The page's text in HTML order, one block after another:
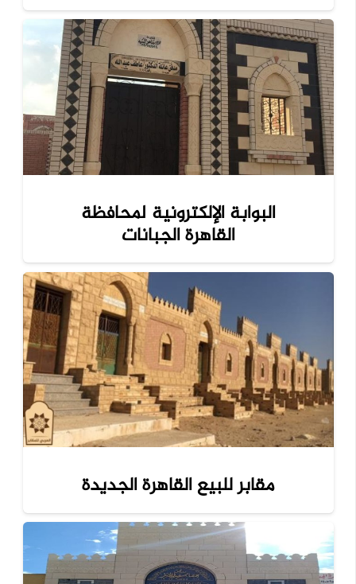
البوابة الإلكترونية لمحافظة
القاهرة الجبانات
مقابر للبيع القاهرة الجديدة